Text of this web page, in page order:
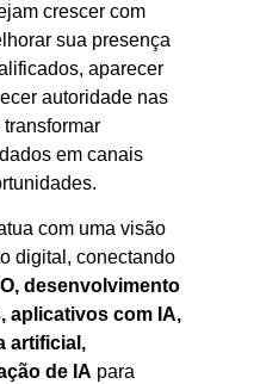
crescer com
sua presença
aparecer
autoridade nas
em canais
com uma visão
digital, conectando
desenvolvimento
aplicativos com IA,
artificial,
de IA para